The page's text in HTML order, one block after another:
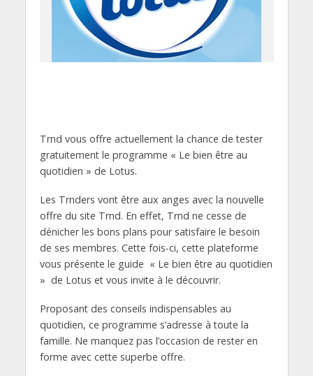
Trnd vous offre actuellement la chance de tester
gratuitement le programme « Le bien être au
quotidien » de Lotus.
Les Trnders vont être aux anges avec la nouvelle
offre du site Trnd. En effet, Trnd ne cesse de
dénicher les bons plans pour satisfaire le besoin
de ses membres. Cette fois-ci, cette plateforme
vous présente le guide « Le bien être au quotidien
» de Lotus et vous invite à le découvrir.
Proposant des conseils indispensables au
quotidien, ce programme s’adresse à toute la
famille. Ne manquez pas l’occasion de rester en
forme avec cette superbe offre.